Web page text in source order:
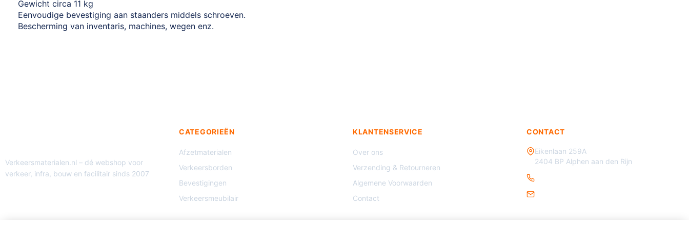
Gewicht circa 11 kg
Eenvoudige bevestiging aan staanders middels schroeven.
Bescherming van inventaris, machines, wegen enz.
Verkeersmaterialen.nl – dé webshop voor
verkeer, infra, bouw en facilitair sinds 2007
CATEGORIEËN
Afzetmaterialen
Verkeersborden
Bevestigingen
Verkeersmeubilair
KLANTENSERVICE
Over ons
Verzending & Retourneren
Algemene Voorwaarden
Contact
CONTACT
Eikenlaan 259A
2404 BP Alphen aan den Rijn